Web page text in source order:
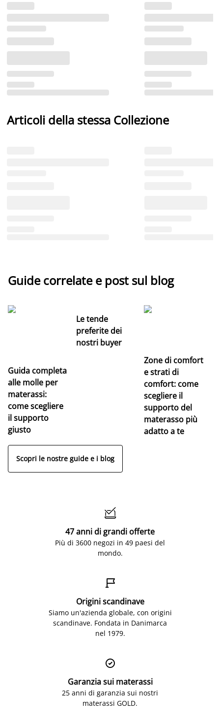
Articoli della stessa Collezione
Guide correlate e post sul blog
Guida completa
alle molle per
materassi:
come scegliere
il supporto
giusto
Le tende
preferite dei
nostri buyer
Zone di comfort
e strati di
comfort: come
scegliere il
supporto del
materasso più
adatto a te
Scopri le nostre guide e i blog

47 anni di grandi offerte
Più di 3600 negozi in 49 paesi del
mondo.

Origini scandinave
Siamo un'azienda globale, con origini
scandinave. Fondata in Danimarca
nel 1979.

Garanzia sui materassi
25 anni di garanzia sui nostri
materassi GOLD.